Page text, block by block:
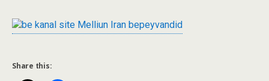
Share this: